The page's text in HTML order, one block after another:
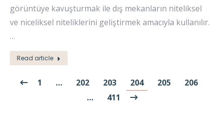
görüntüye kavuşturmak ile dış mekanların niteliksel
ve niceliksel niteliklerini geliştirmek amacıyla kullanılır.
…
Read article
1 … 202 203 204 205
206
…
411